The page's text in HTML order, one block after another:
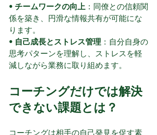
• チームワークの向上 ：同僚との信頼関
係を築き、円滑な情報共有が可能にな
ります。
• 自己成長とストレス管理 ：自分自身の
思考パターンを理解し、ストレスを軽
減しながら業務に取り組めます。
コーチングだけでは解決
できない課題とは？
コーチングは相手の自己発見を促す素